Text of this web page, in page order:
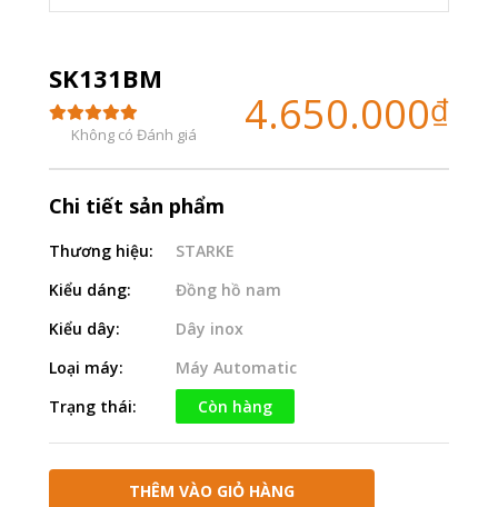
SK131BM
Không có Đánh giá 4.650.000₫
Chi tiết sản phẩm
Thương hiệu:
STARKE
Kiểu dáng:
Đồng hồ nam
Kiểu dây:
Dây inox
Loại máy:
Máy Automatic
Trạng thái:
Còn hàng
THÊM VÀO GIỎ HÀNG